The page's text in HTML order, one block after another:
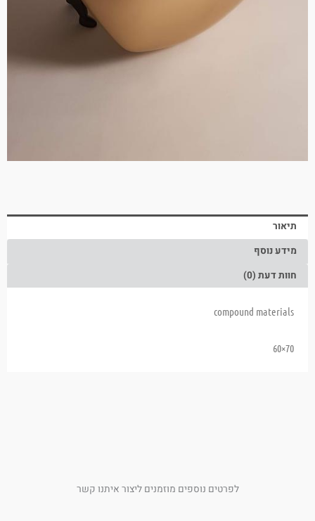
תיאור
מידע נוסף
חוות דעת (0)
compound materials
70×60
לפרטים נוספים מוזמנים ליצור איתנו קשר